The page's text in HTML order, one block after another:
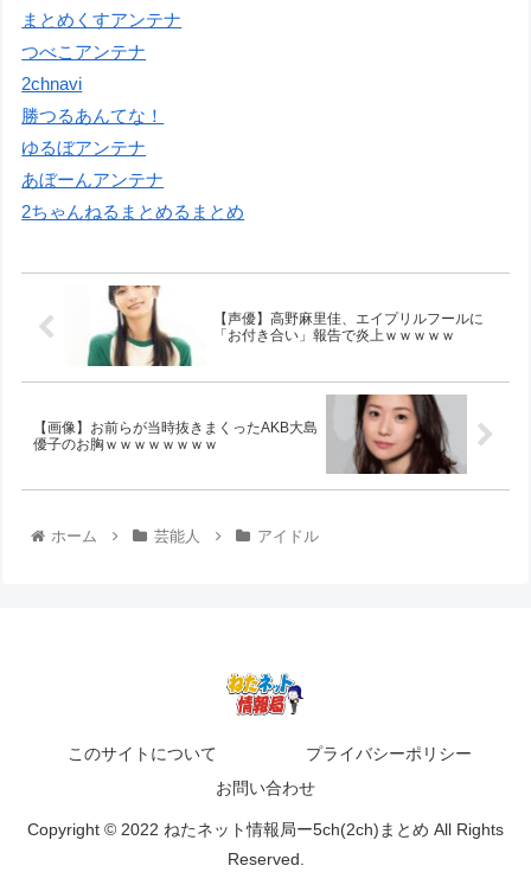
まとめくすアンテナ
つべこアンテナ
2chnavi
勝つるあんてな！
ゆるぼアンテナ
あぼーんアンテナ
2ちゃんねるまとめるまとめ
【声優】高野麻里佳、エイプリルフールに
「お付き合い」報告で炎上ｗｗｗｗｗ
【画像】お前らが当時抜きまくったAKB大島
優子のお胸ｗｗｗｗｗｗｗｗ
ホーム 芸能人 アイドル
このサイトについて
プライバシーポリシー
お問い合わせ
Copyright © 2022 ねたネット情報局ー5ch(2ch)まとめ All Rights
Reserved.